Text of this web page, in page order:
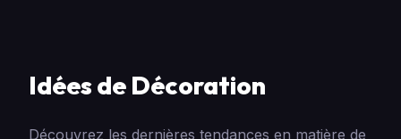
Idées de Décoration
Découvrez les dernières tendances en matière de